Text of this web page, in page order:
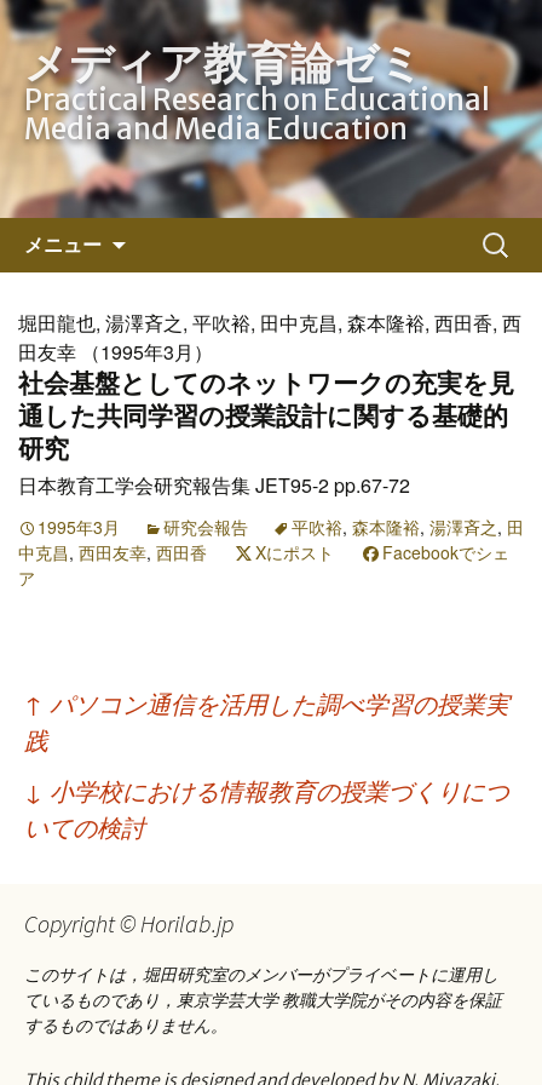
メディア教育論ゼミ
Practical Research on Educational
Media and Media Education
メニュー
ン
ツ
へ
ス
キ
プ
検
索:
堀田龍也, 湯澤斉之, 平吹裕, 田中克昌, 森本隆裕, 西田香, 西
田友幸 （1995年3月）
社会基盤としてのネットワークの充実を見
通した共同学習の授業設計に関する基礎的
研究
日本教育工学会研究報告集 JET95-2 pp.67-72
1995年3月 研究会報告 平吹裕, 森本隆裕, 湯澤斉之, 田
中克昌, 西田友幸, 西田香 Xにポスト
Facebookでシェ
ア
投
稿
ナ
ビ
ー
ョ
ン
↑ パソコン通信を活用した調べ学習の授業実
践
↓ 小学校における情報教育の授業づくりにつ
いての検討
Copyright © Horilab.jp
このサイトは，堀田研究室のメンバーがプライベートに運用し
ているものであり，東京学芸大学 教職大学院がその内容を保証
するものではありません。
This child theme is designed and developed by N. Miyazaki.